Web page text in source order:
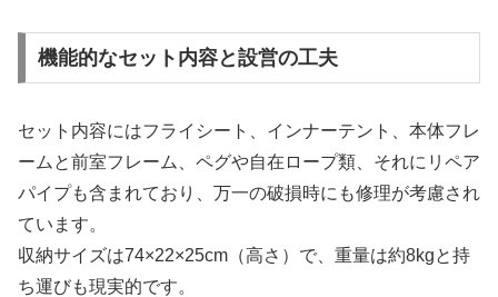
機能的なセット内容と設営の工夫
セット内容にはフライシート、インナーテント、本体フレ
ームと前室フレーム、ペグや自在ロープ類、それにリペア
パイプも含まれており、万一の破損時にも修理が考慮され
ています。
収納サイズは74×22×25cm（高さ）で、重量は約8kgと持
ち運びも現実的です。